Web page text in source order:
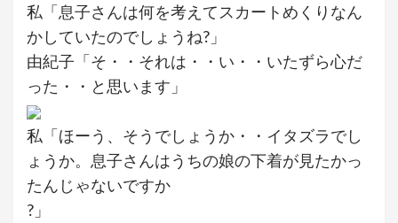
私「息子さんは何を考えてスカートめくりなん
かしていたのでしょうね?」
由紀子「そ・・それは・・い・・いたずら心だ
った・・と思います」
私「ほーう、そうでしょうか・・イタズラでし
ょうか。息子さんはうちの娘の下着が見たかっ
たんじゃないですか
?」